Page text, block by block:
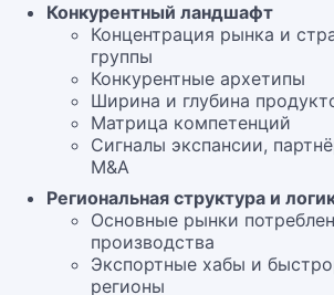
Конкурентный ландшафт
Концентрация рынка и
группы
Конкурентные архетипы
Ширина и глубина
Матрица компетенций
Сигналы экспансии,
M&A
Региональная структура и
Основные рынки
производства
Экспортные хабы и
регионы